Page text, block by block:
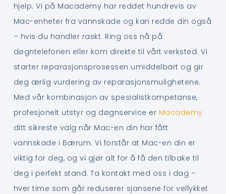
hjelp. Vi på Macademy har reddet hundrevis av
Mac-enheter fra vannskade og kan redde din også
– hvis du handler raskt. Ring oss nå på
døgntelefonen eller kom direkte til vårt verksted. Vi
starter reparasjonsprosessen umiddelbart og gir
deg ærlig vurdering av reparasjonsmulighetene.
Med vår kombinasjon av spesialistkompetanse,
profesjonelt utstyr og døgnservice er Macademy
ditt sikreste valg når Mac-en din har fått
vannskade i Bærum. Vi forstår at Mac-en din er
viktig for deg, og vi gjør alt for å få den tilbake til
deg i perfekt stand. Ta kontakt med oss i dag –
hver time som går reduserer sjansene for vellykket